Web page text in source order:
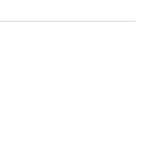
용대리에서 생산한 황태! 뽀얗게 끓